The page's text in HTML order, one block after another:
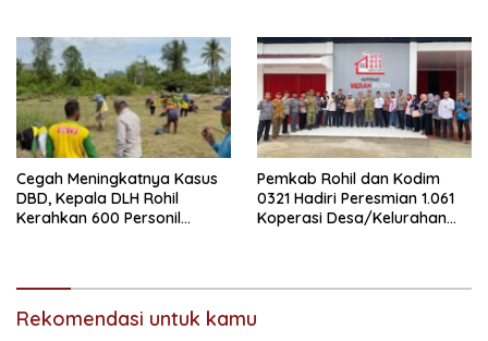
Palika
Cegah Meningkatnya Kasus
DBD, Kepala DLH Rohil
Kerahkan 600 Personil
Pemkab Rohil dan Kodim
0321 Hadiri Peresmian 1.061
Koperasi Desa/Kelurahan
Rekomendasi untuk kamu